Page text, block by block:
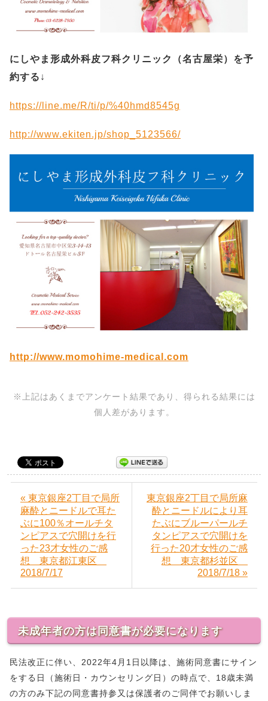
にしやま形成外科皮フ科クリニック（名古屋栄）を予
約する ↓
https://line.me/R/ti/p/%40hmd8545g
http://www.ekiten.jp/shop_5123566/
http://www.momohime-medical.com
※上記はあくまでアンケート結果であり、得られる結果には
個人差があります。
« 東京銀座2丁目で局所
麻酔とニードルで耳た
ぶに100％オールチタ
ンピアスで穴開けを行
った23才女性のご感
想 東京都江東区
2018/7/17
東京銀座2丁目で局所麻
酔とニードルにより耳
たぶにブルーパールチ
タンピアスで穴開けを
行った20才女性のご感
想 東京都杉並区
2018/7/18 »
未成年者の方は同意書が必要になります
民法改正に伴い、2022年4月1日以降は、施術同意書にサイン
をする日（施術日・カウンセリング日）の時点で、18歳未満
の方のみ下記の同意書持参又は保護者のご同伴でお願いしま